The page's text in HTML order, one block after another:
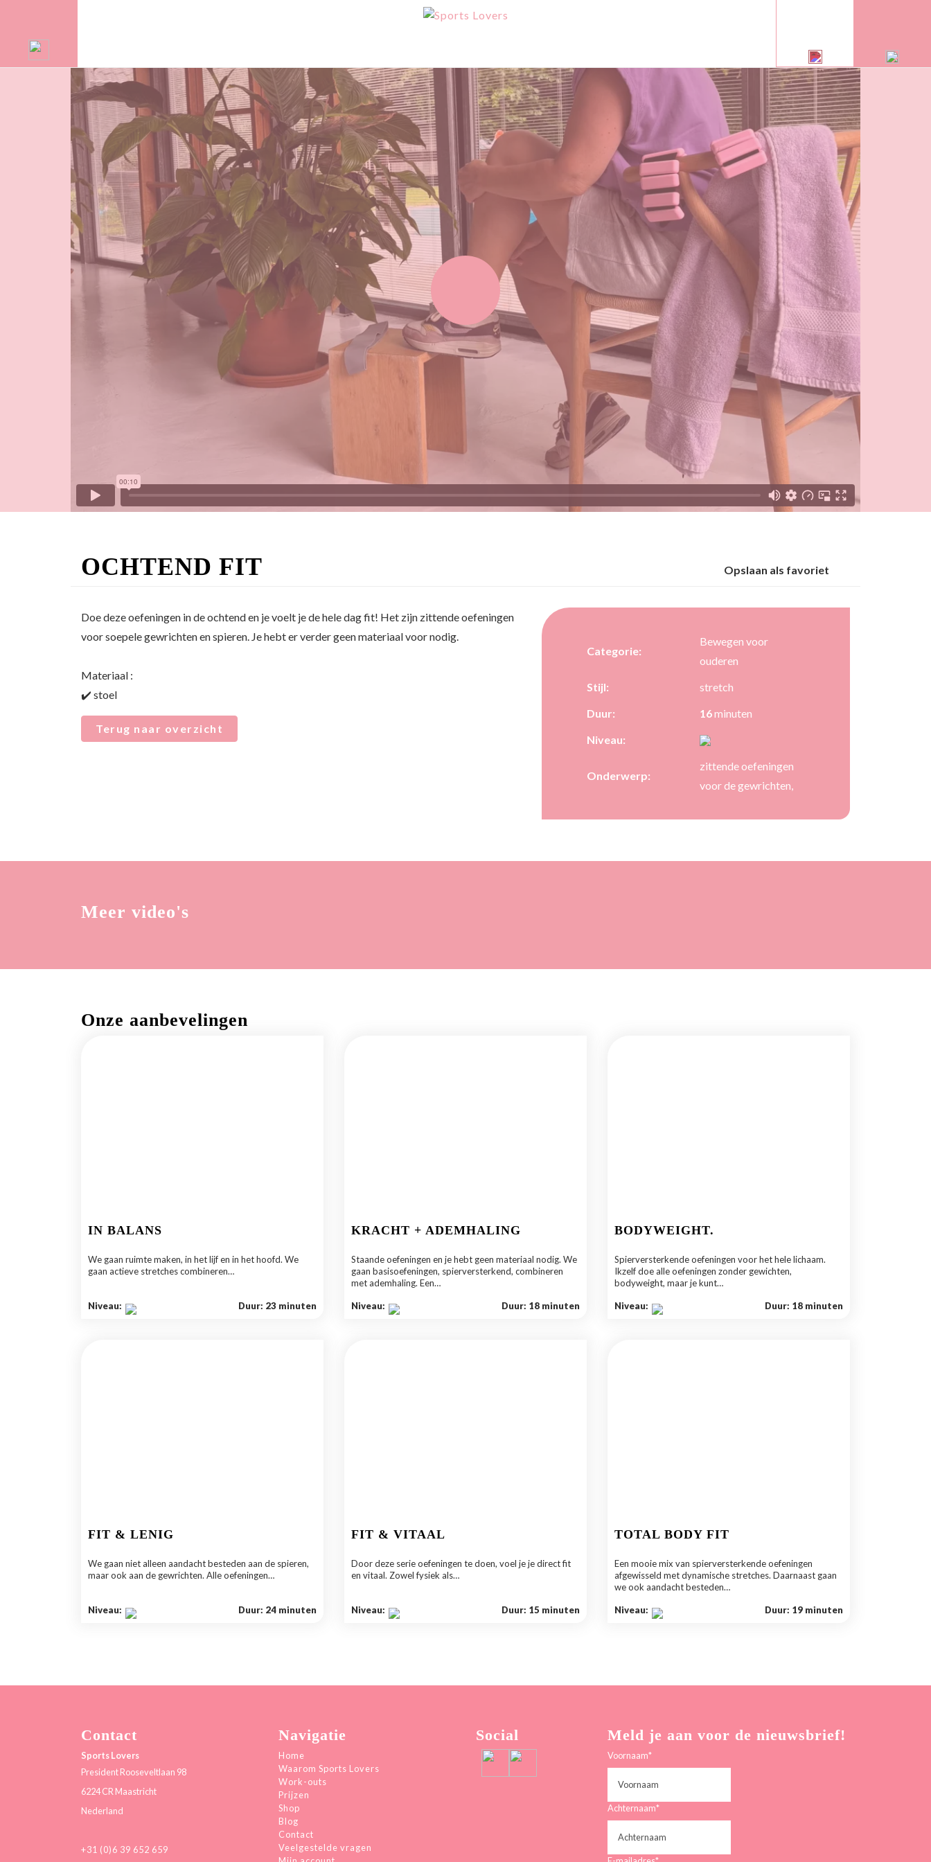
OCHTEND FIT Opslaan als favoriet
Doe deze oefeningen in de ochtend en je voelt je de hele dag fit! Het zijn zittende oefeningen
voor soepele gewrichten en spieren. Je hebt er verder geen materiaal voor nodig.
Materiaal :
✔️ stoel
Terug naar overzicht
Categorie:
Bewegen voor
ouderen
Stijl:
stretch
Duur:
16minuten
Niveau:
Onderwerp:
zittende oefeningen
voor de gewrichten,
Meer video's
Onze aanbevelingen
IN BALANS
We gaan ruimte maken, in het lijf en in het hoofd. We
gaan actieve stretches combineren…
Niveau: Duur: 23 minuten
KRACHT + ADEMHALING
Staande oefeningen en je hebt geen materiaal nodig. We
gaan basisoefeningen, spierversterkend, combineren
met ademhaling. Een…
Niveau: Duur: 18 minuten
BODYWEIGHT.
Spierversterkende oefeningen voor het hele lichaam.
Ikzelf doe alle oefeningen zonder gewichten,
bodyweight, maar je kunt…
Niveau: Duur: 18 minuten
FIT & LENIG
We gaan niet alleen aandacht besteden aan de spieren,
maar ook aan de gewrichten. Alle oefeningen…
Niveau: Duur: 24 minuten
FIT & VITAAL
Door deze serie oefeningen te doen, voel je je direct fit
en vitaal. Zowel fysiek als…
Niveau: Duur: 15 minuten
TOTAL BODY FIT
Een mooie mix van spierversterkende oefeningen
afgewisseld met dynamische stretches. Daarnaast gaan
we ook aandacht besteden…
Niveau: Duur: 19 minuten
Contact
Sports Lovers
President Rooseveltlaan 98
6224 CR Maastricht
Nederland
+31 (0)6 39 652 659
Navigatie
Home
Waarom Sports Lovers
Work-outs
Prijzen
Shop
Blog
Contact
Veelgestelde vragen
Social Meld je aan voor de nieuwsbrief!
Voornaam*
Achternaam*